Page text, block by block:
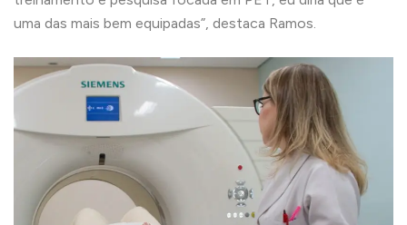
uma das mais bem equipadas”, destaca Ramos.